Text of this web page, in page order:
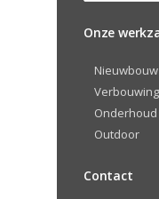
Onze
Nieuwbouw
Verbouwing
Outdoor
Contact